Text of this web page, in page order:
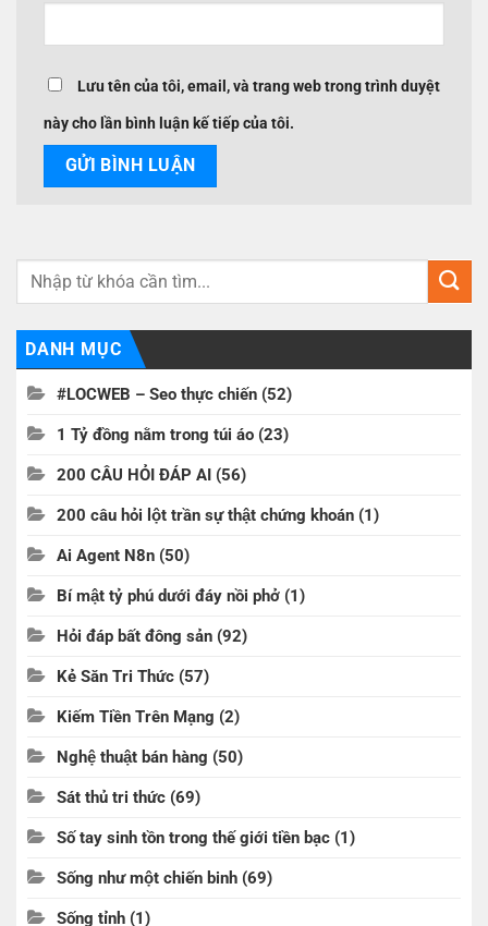
Lưu tên của tôi, email, và trang web trong trình duyệt
này cho lần bình luận kế tiếp của tôi.
DANH MỤC
#LOCWEB – Seo thực chiến (52)
1 Tỷ đồng nằm trong túi áo (23)
200 CÂU HỎI ĐÁP AI (56)
200 câu hỏi lột trần sự thật chứng khoán (1)
Ai Agent N8n (50)
Bí mật tỷ phú dưới đáy nồi phở (1)
Hỏi đáp bất đông sản (92)
Kẻ Săn Tri Thức (57)
Kiếm Tiền Trên Mạng (2)
Nghệ thuật bán hàng (50)
Sát thủ tri thức (69)
Số tay sinh tồn trong thế giới tiền bạc (1)
Sống như một chiến binh (69)
Sống tỉnh (1)